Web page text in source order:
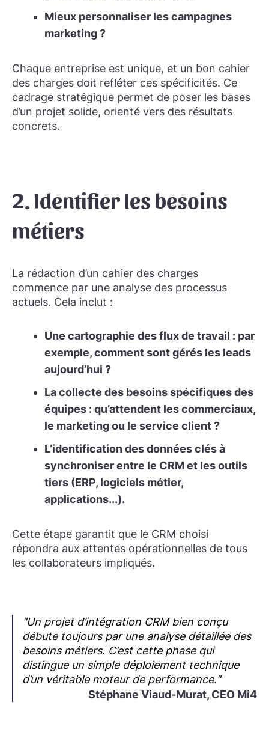
Mieux personnaliser les campagnes
marketing ?
Chaque entreprise est unique, et un bon cahier
des charges doit refléter ces spécificités. Ce
cadrage stratégique permet de poser les bases
d’un projet solide, orienté vers des résultats
concrets.
2. Identifier les besoins
métiers
La rédaction d’un cahier des charges
commence par une analyse des processus
actuels. Cela inclut :
Une cartographie des flux de travail : par
exemple, comment sont gérés les leads
aujourd’hui ?
La collecte des besoins spécifiques des
équipes : qu’attendent les commerciaux,
le marketing ou le service client ?
L’identification des données clés à
synchroniser entre le CRM et les outils
tiers (ERP, logiciels métier,
applications...).
Cette étape garantit que le CRM choisi
répondra aux attentes opérationnelles de tous
les collaborateurs impliqués.
"Un projet d’intégration CRM bien conçu
débute toujours par une analyse détaillée des
besoins métiers. C’est cette phase qui
distingue un simple déploiement technique
d’un véritable moteur de performance."
Stéphane Viaud-Murat, CEO Mi4